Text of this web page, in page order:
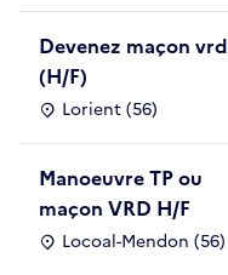
Devenez maçon vrd
(H/F)
Lorient (56)
Manoeuvre TP ou
maçon VRD H/F
Locoal-Mendon (56)